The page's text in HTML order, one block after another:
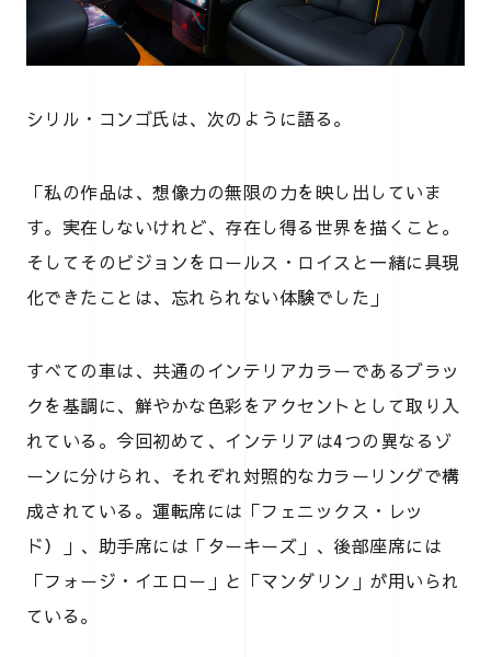
シリル・コンゴ氏は、次のように語る。
「私の作品は、想像力の無限の力を映し出していま
す。実在しないけれど、存在し得る世界を描くこと。
そしてそのビジョンをロールス・ロイスと一緒に具現
化できたことは、忘れられない体験でした」
すべての車は、共通のインテリアカラーであるブラッ
クを基調に、鮮やかな色彩をアクセントとして取り入
れている。今回初めて、インテリアは4つの異なるゾ
ーンに分けられ、それぞれ対照的なカラーリングで構
成されている。運転席には「フェニックス・レッ
ド）」、助手席には「ターキーズ」、後部座席には
「フォージ・イエロー」と「マンダリン」が用いられ
ている。